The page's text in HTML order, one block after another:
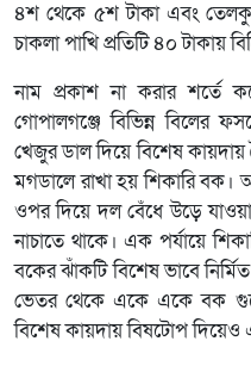
৪শ থেকে ৫শ টাকা এবং
চাকলা পাখি প্রতিটি ৪০ টাকায়
নাম প্রকাশ না করার শর্তে
গোপালগঞ্জে বিভিন্ন বিলের
খেজুর ডাল দিয়ে বিশেষ
মগডালে রাখা হয় শিকারি বক।
ওপর দিয়ে দল বেঁধে উড়ে
নাচাতে থাকে। এক পর্যায়ে
বকের ঝাঁকটি বিশেষ ভাবে
ভেতর থেকে একে একে বক
বিশেষ কায়দায় বিষটোপ দিয়েও